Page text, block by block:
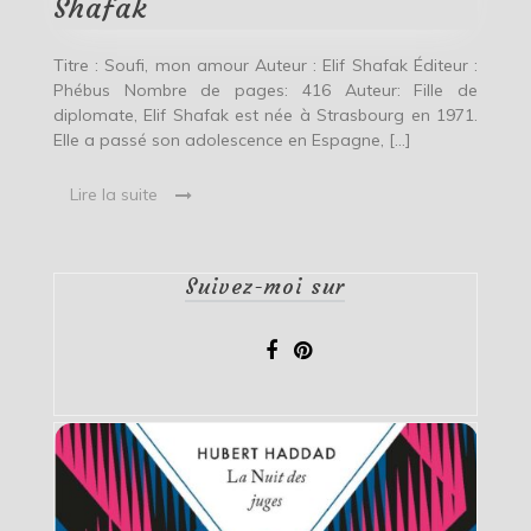
Shafak
Titre : Soufi, mon amour Auteur : Elif Shafak Éditeur :
Phébus Nombre de pages: 416 Auteur: Fille de
diplomate, Elif Shafak est née à Strasbourg en 1971.
Elle a passé son adolescence en Espagne, […]
Lire la suite
Suivez-moi sur